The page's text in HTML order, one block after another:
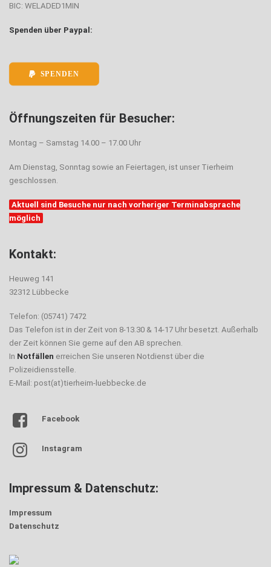
BIC: WELADED1MIN
Spenden über Paypal:
SPENDEN
Öffnungszeiten für Besucher:
Montag – Samstag 14.00 – 17.00 Uhr
Am Dienstag, Sonntag sowie an Feiertagen, ist unser Tierheim
geschlossen.
Aktuell sind Besuche nur nach vorheriger Terminabsprache
möglich
Kontakt:
Heuweg 141
32312 Lübbecke
Telefon: (05741) 7472
Das Telefon ist in der Zeit von 8-13.30 & 14-17 Uhr besetzt. Außerhalb
der Zeit können Sie gerne auf den AB sprechen.
In Notfällen erreichen Sie unseren Notdienst über die
Polizeidiensstelle.
E-Mail: post(at)tierheim-luebbecke.de
Facebook
Instagram
Impressum & Datenschutz:
Impressum
Datenschutz